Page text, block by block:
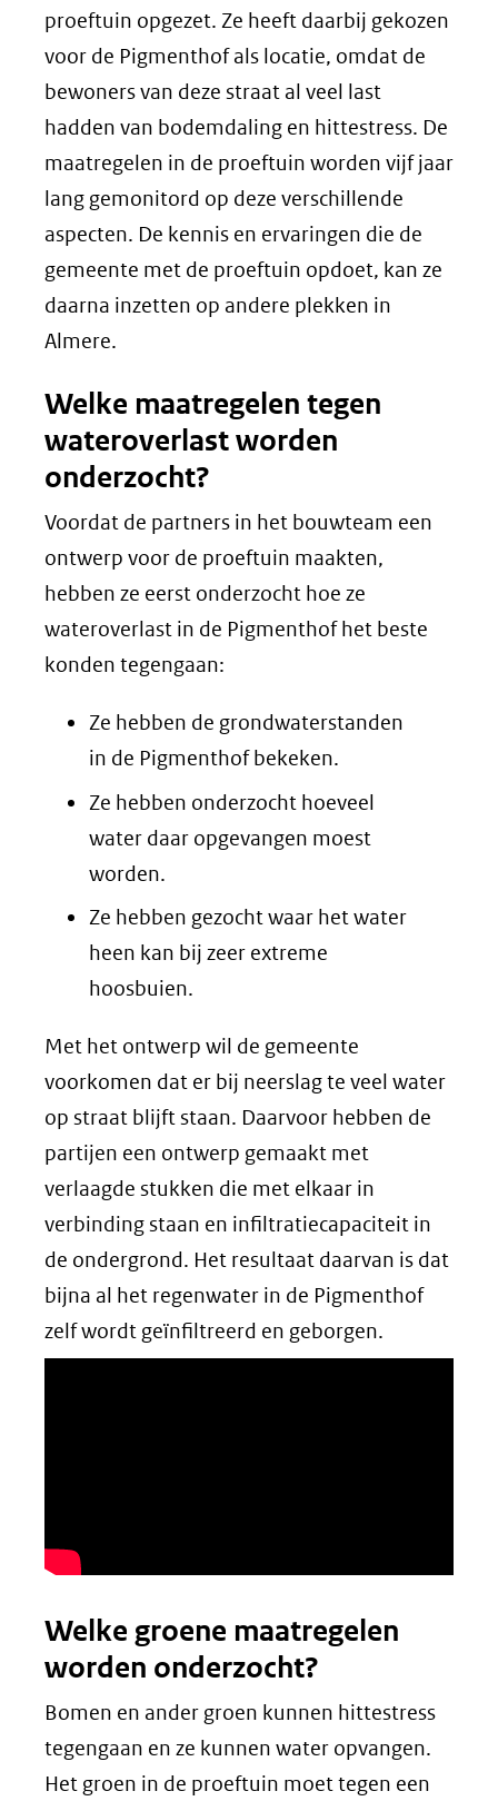
proeftuin opgezet. Ze heeft daarbij gekozen
voor de Pigmenthof als locatie, omdat de
bewoners van deze straat al veel last
hadden van bodemdaling en hittestress. De
maatregelen in de proeftuin worden vijf jaar
lang gemonitord op deze verschillende
aspecten. De kennis en ervaringen die de
gemeente met de proeftuin opdoet, kan ze
daarna inzetten op andere plekken in
Almere.
Welke maatregelen tegen
wateroverlast worden
onderzocht?
Voordat de partners in het bouwteam een
ontwerp voor de proeftuin maakten,
hebben ze eerst onderzocht hoe ze
wateroverlast in de Pigmenthof het beste
konden tegengaan:
Ze hebben de grondwaterstanden
in de Pigmenthof bekeken.
Ze hebben onderzocht hoeveel
water daar opgevangen moest
worden.
Ze hebben gezocht waar het water
heen kan bij zeer extreme
hoosbuien.
Met het ontwerp wil de gemeente
voorkomen dat er bij neerslag te veel water
op straat blijft staan. Daarvoor hebben de
partijen een ontwerp gemaakt met
verlaagde stukken die met elkaar in
verbinding staan en infiltratiecapaciteit in
de ondergrond. Het resultaat daarvan is dat
bijna al het regenwater in de Pigmenthof
zelf wordt geïnfiltreerd en geborgen.
Welke groene maatregelen
worden onderzocht?
Bomen en ander groen kunnen hittestress
tegengaan en ze kunnen water opvangen.
Het groen in de proeftuin moet tegen een